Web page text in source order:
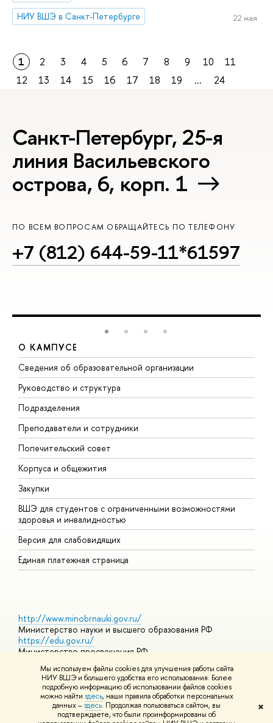
Мы используем файлы cookies для улучшения работы сайта
НИУ ВШЭ и большего удобства его использования. Более
подробную информацию об использовании файлов cookies
можно найти здесь, наши правила обработки персональных
данных –здесь. Продолжая пользоваться сайтом, вы
подтверждаете, что были проинформированы об
✖
НИУ ВШЭ в Санкт-Петербурге
22 мая
1 2 3 4 5 6 7 8 9 10
11
12
13 14 15 16 17 18 19 ... 24
Санкт-Петербург, 25-я
линия Васильевского
острова, 6, корп. 1
ПО ВСЕМ ВОПРОСАМ ОБРАЩАЙТЕСЬ ПО ТЕЛЕФОНУ
+7 (812) 644-59-11*61597
О КАМПУСЕ
Сведения об образовательной организации
Руководство и структура
Подразделения
Преподаватели и сотрудники
Попечительский совет
Корпуса и общежития
Закупки
ВШЭ для студентов с ограниченными возможностями
здоровья и инвалидностью
Версия для слабовидящих
Единая платежная страница
http://www.minobrnauki.gov.ru/
Министерство науки и высшего образования РФ
https://edu.gov.ru/
Министерство просвещения РФ
https://elearning.hse.ru/mooc
Массовые открытые онлайн-курсы
© НИУ ВШЭ 1993–2026 Адреса и контактыУсловия
использования материалов Политика конфиденциальности